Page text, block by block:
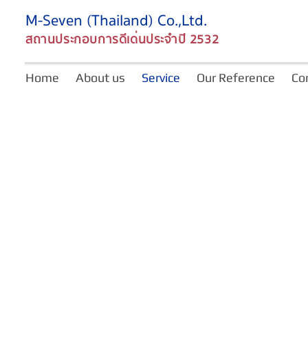
M-Seven (Thailand) Co.,Ltd.
สถานประกอบการดีเด่นประจำปี 2532
Home About us Service Our Reference